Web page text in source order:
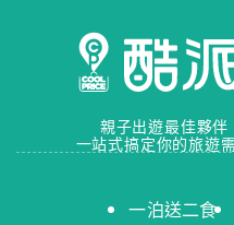
選擇。預訂請上酷派享更
親子出遊最佳夥伴
一站式搞定你的旅遊
一泊送二食